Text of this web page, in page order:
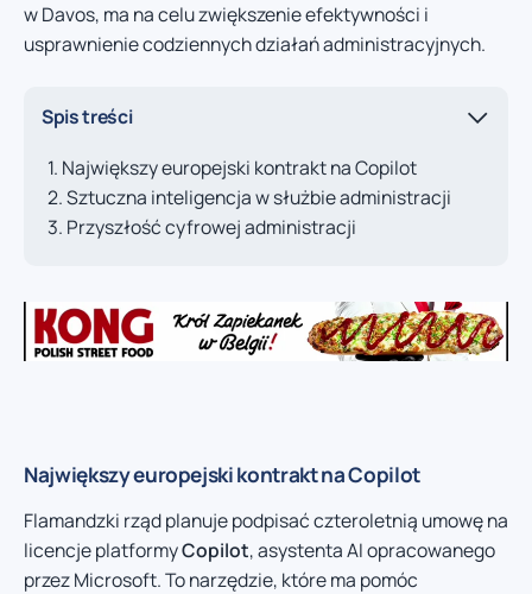
w Davos, ma na celu zwiększenie efektywności i
usprawnienie codziennych działań administracyjnych.
Spis treści
Największy europejski kontrakt na Copilot
Sztuczna inteligencja w służbie administracji
Przyszłość cyfrowej administracji
Największy europejski kontrakt na Copilot
Flamandzki rząd planuje podpisać czteroletnią umowę na
licencje platformyCopilot, asystenta AI opracowanego
przez Microsoft. To narzędzie, które ma pomóc